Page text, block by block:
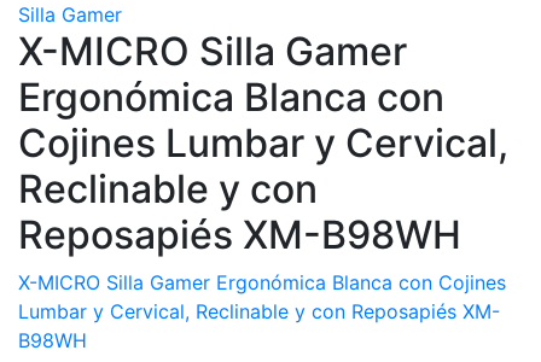
Silla Gamer
X-MICRO Silla Gamer
Ergonómica Blanca con
Cojines Lumbar y Cervical,
Reclinable y con
Reposapiés XM-B98WH
X-MICRO Silla Gamer Ergonómica Blanca con Cojines
Lumbar y Cervical, Reclinable y con Reposapiés XM-
B98WH